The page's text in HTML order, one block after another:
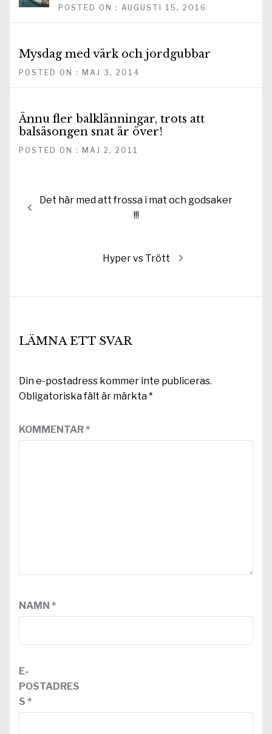
POSTED ON : AUGUSTI 15, 2016
Mysdag med värk och jordgubbar
POSTED ON : MAJ 3, 2014
Ännu fler balklänningar, trots att
balsäsongen snat är över!
POSTED ON : MAJ 2, 2011
Inläggsnavigering
Föregående
Det här med att frossa i mat och godsaker
!!!
Nästa
Hyper vs Trött
LÄMNA ETT SVAR
Din e-postadress kommer inte publiceras.
Obligatoriska fält är märkta*
KOMMENTAR*
NAMN *
E-
POSTADRES
S *